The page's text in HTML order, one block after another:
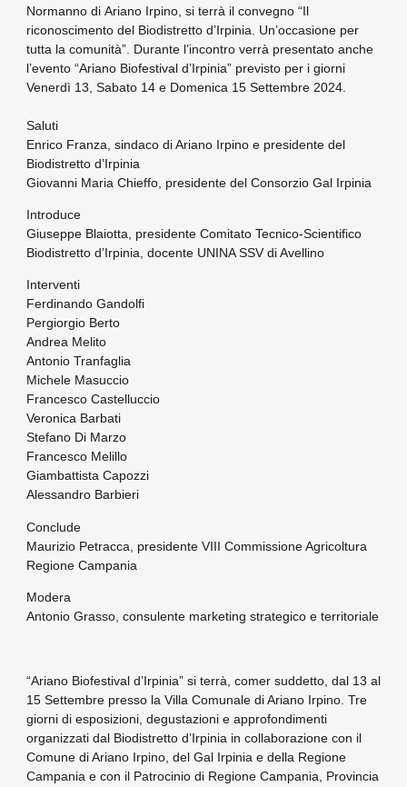
Normanno di Ariano Irpino, si terrà il convegno “Il
riconoscimento del Biodistretto d’Irpinia. Un’occasione per
tutta la comunità”. Durante l’incontro verrà presentato anche
l’evento “Ariano Biofestival d’Irpinia”previsto per i giorni
Venerdì 13, Sabato 14 e Domenica 15 Settembre 2024.
Saluti
Enrico Franza , sindaco di Ariano Irpino e presidente del
Biodistretto d’Irpinia
Giovanni Maria Chieffo, presidente del Consorzio Gal Irpinia
Introduce
Giuseppe Blaiotta , presidente Comitato Tecnico-Scientifico
Biodistretto d’Irpinia, docente UNINA SSV di Avellino
Interventi
Ferdinando Gandolfi
Pergiorgio Berto
Andrea Melito
Antonio Tranfaglia
Michele Masuccio
Francesco Castelluccio
Veronica Barbati
Stefano Di Marzo
Francesco Melillo
Giambattista Capozzi
Alessandro Barbieri
Conclude
Maurizio Petracca , presidente VIII Commissione Agricoltura
Regione Campania
Modera
Antonio Grasso, consulente marketing strategico e territoriale
“Ariano Biofestival d’Irpinia”si terrà, comer suddetto, dal 13 al
15 Settembre presso la Villa Comunale di Ariano Irpino. Tre
giorni di esposizioni, degustazioni e approfondimenti
organizzati dal Biodistretto d’Irpinia in collaborazione con il
Comune di Ariano Irpino, del Gal Irpinia e della Regione
Campania e con il Patrocinio di Regione Campania, Provincia